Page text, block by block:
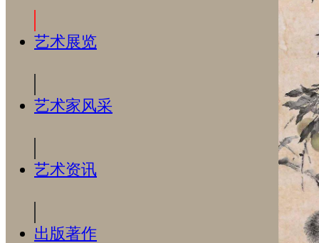
艺术展览
艺术家风采
艺术资讯
出版著作